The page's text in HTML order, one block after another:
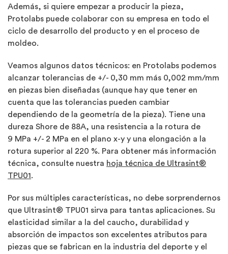
Además, si quiere empezar a producir la pieza,
Protolabs puede colaborar con su empresa en todo el
ciclo de desarrollo del producto y en el proceso de
moldeo.
Veamos algunos datos técnicos: en Protolabs podemos
alcanzar tolerancias de +/- 0,30 mm más 0,002 mm/mm
en piezas bien diseñadas (aunque hay que tener en
cuenta que las tolerancias pueden cambiar
dependiendo de la geometría de la pieza). Tiene una
dureza Shore de 88A, una resistencia a la rotura de
9 MPa +/- 2 MPa en el plano x-y y una elongación a la
rotura superior al 220 %. Para obtener más información
técnica, consulte nuestra hoja técnica de Ultrasint®
TPU01.
Por sus múltiples características, no debe sorprendernos
que Ultrasint® TPU01 sirva para tantas aplicaciones. Su
elasticidad similar a la del caucho, durabilidad y
absorción de impactos son excelentes atributos para
piezas que se fabrican en la industria del deporte y el